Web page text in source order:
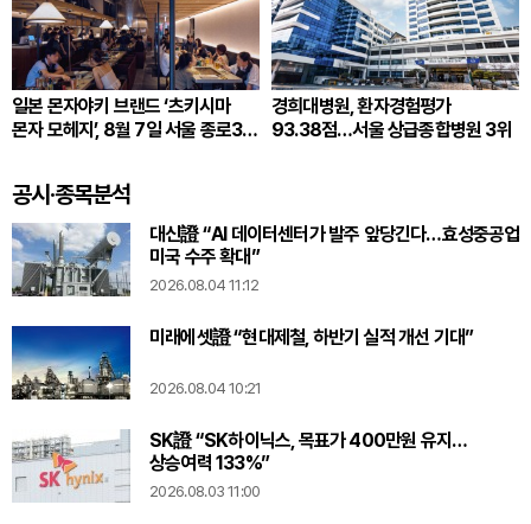
일본 몬자야키 브랜드 ‘츠키시마
몬자 모헤지’, 8월 7일 서울 종로3가
경희대병원, 환자경험평가
93.38점…서울 상급종합병원 3위
공시·종목분석
대신證 “AI 데이터센터가 발주 앞당긴다…효성중공업
미국 수주 확대”
2026.08.04 11:12
미래에셋證 “현대제철, 하반기 실적 개선 기대”
2026.08.04 10:21
SK證 “SK하이닉스, 목표가 400만원 유지…
상승여력 133%”
2026.08.03 11:00